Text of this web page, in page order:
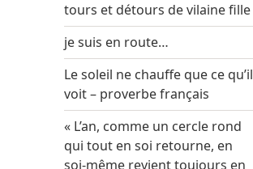
tours et détours de vilaine fille
je suis en route…
Le soleil ne chauffe que ce qu’il
voit – proverbe français
« L’an, comme un cercle rond
qui tout en soi retourne, en
soi-même revient toujours en